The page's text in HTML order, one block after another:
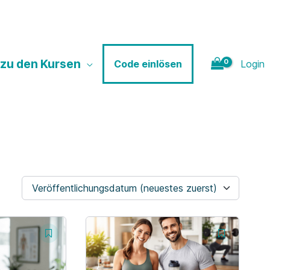
zu den Kursen Code einlösen Login
Veröffentlichungsdatum (neuestes zuerst)